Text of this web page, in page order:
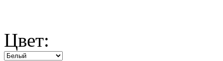
Цвет: